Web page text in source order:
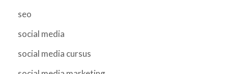
seo
social media
social media cursus